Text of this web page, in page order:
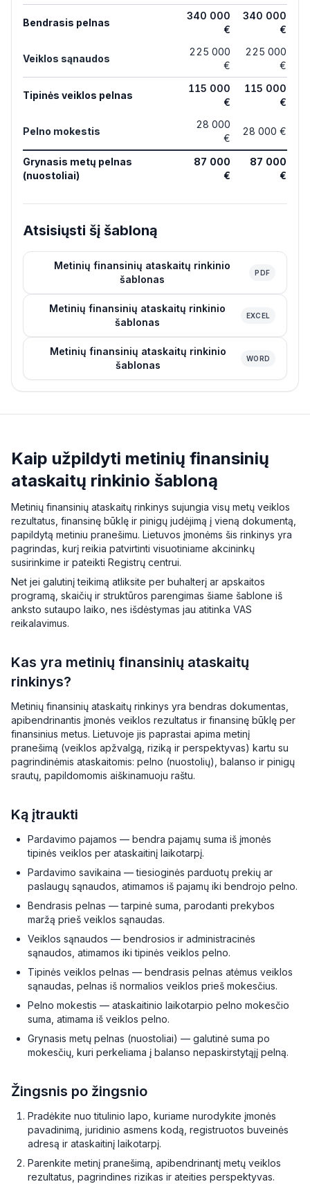
Bendrasis pelnas
340 000
€
340 000
€
Veiklos sąnaudos
225 000
€
225 000
€
Tipinės veiklos pelnas
115 000
€
115 000
€
Pelno mokestis
28 000
€
28 000 €
Grynasis metų pelnas
(nuostoliai)
87 000
€
87 000
€
Atsisiųsti šį šabloną
Metinių finansinių ataskaitų rinkinio
šablonas
PDF
Metinių finansinių ataskaitų rinkinio
šablonas
EXCEL
Metinių finansinių ataskaitų rinkinio
šablonas
WORD
Kaip užpildyti metinių finansinių
ataskaitų rinkinio šabloną
Metinių finansinių ataskaitų rinkinys sujungia visų metų veiklos
rezultatus, finansinę būklę ir pinigų judėjimą į vieną dokumentą,
papildytą metiniu pranešimu. Lietuvos įmonėms šis rinkinys yra
pagrindas, kurį reikia patvirtinti visuotiniame akcininkų
susirinkime ir pateikti Registrų centrui.
Net jei galutinį teikimą atliksite per buhalterį ar apskaitos
programą, skaičių ir struktūros parengimas šiame šablone iš
anksto sutaupo laiko, nes išdėstymas jau atitinka VAS
reikalavimus.
Kas yra metinių finansinių ataskaitų
rinkinys?
Metinių finansinių ataskaitų rinkinys yra bendras dokumentas,
apibendrinantis įmonės veiklos rezultatus ir finansinę būklę per
finansinius metus. Lietuvoje jis paprastai apima metinį
pranešimą (veiklos apžvalgą, riziką ir perspektyvas) kartu su
pagrindinėmis ataskaitomis: pelno (nuostolių), balanso ir pinigų
srautų, papildomomis aiškinamuoju raštu.
Ką įtraukti
Pardavimo pajamos — bendra pajamų suma iš įmonės
tipinės veiklos per ataskaitinį laikotarpį.
Pardavimo savikaina — tiesioginės parduotų prekių ar
paslaugų sąnaudos, atimamos iš pajamų iki bendrojo pelno.
Bendrasis pelnas — tarpinė suma, parodanti prekybos
maržą prieš veiklos sąnaudas.
Veiklos sąnaudos — bendrosios ir administracinės
sąnaudos, atimamos iki tipinės veiklos pelno.
Tipinės veiklos pelnas — bendrasis pelnas atėmus veiklos
sąnaudas, pelnas iš normalios veiklos prieš mokesčius.
Pelno mokestis — ataskaitinio laikotarpio pelno mokesčio
suma, atimama iš veiklos pelno.
Grynasis metų pelnas (nuostoliai) — galutinė suma po
mokesčių, kuri perkeliama į balanso nepaskirstytąjį pelną.
Žingsnis po žingsnio
Pradėkite nuo titulinio lapo, kuriame nurodykite įmonės
pavadinimą, juridinio asmens kodą, registruotos buveinės
adresą ir ataskaitinį laikotarpį.
Parenkite metinį pranešimą, apibendrinantį metų veiklos
rezultatus, pagrindines rizikas ir ateities perspektyvas.